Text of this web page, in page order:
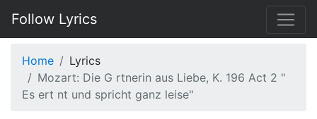
Follow Lyrics
Home
Lyrics
Mozart: Die G rtnerin aus Liebe, K. 196 Act 2 "
Es ert nt und spricht ganz leise"